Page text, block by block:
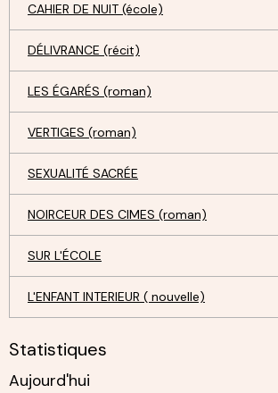
CAHIER DE NUIT (école)
DÉLIVRANCE (récit)
LES ÉGARÉS (roman)
VERTIGES (roman)
SEXUALITÉ SACRÉE
NOIRCEUR DES CIMES (roman)
SUR L'ÉCOLE
L'ENFANT INTERIEUR ( nouvelle)
Statistiques
Aujourd'hui